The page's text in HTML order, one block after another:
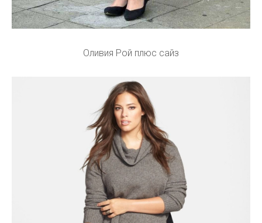
Оливия Рой плюс сайз